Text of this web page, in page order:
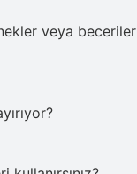
veya beceriler